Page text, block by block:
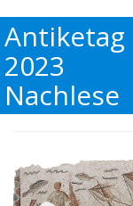
Antiketag
2023
Nachlese